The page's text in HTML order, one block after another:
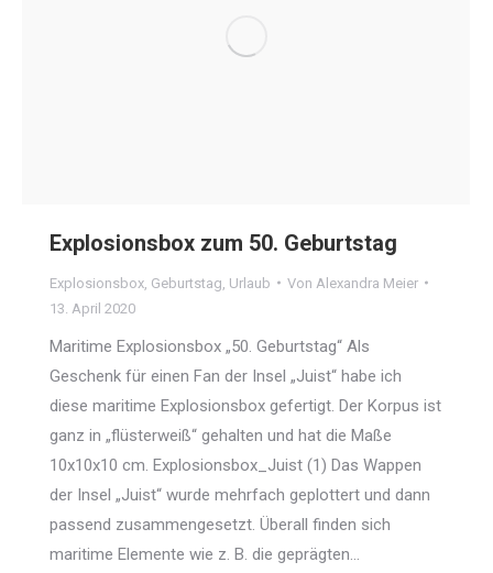
Explosionsbox zum 50. Geburtstag
Explosionsbox Geburtstag Urlaub Von Alexandra Meier
13. April 2020
Maritime Explosionsbox „50. Geburtstag“ Als
Geschenk für einen Fan der Insel „Juist“ habe ich
diese maritime Explosionsbox gefertigt. Der Korpus ist
ganz in „flüsterweiß“ gehalten und hat die Maße
10x10x10 cm. Explosionsbox_Juist (1) Das Wappen
der Insel „Juist“ wurde mehrfach geplottert und dann
passend zusammengesetzt. Überall finden sich
maritime Elemente wie z. B. die geprägten…